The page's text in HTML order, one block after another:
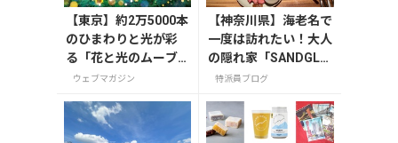
【東京】約2万5000本
のひまわりと光が彩
る「花と光のムーブ
メント」が葛西臨海
ウェブマガジン
【神奈川県】海老名で
一度は訪れたい！大人
の隠れ家「SANDGLA
SS 熾火」で味わうア
特派員ブログ